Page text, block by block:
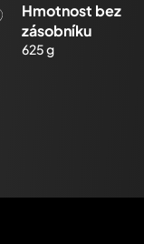
Hmotnost bez
zásobníku
625 g